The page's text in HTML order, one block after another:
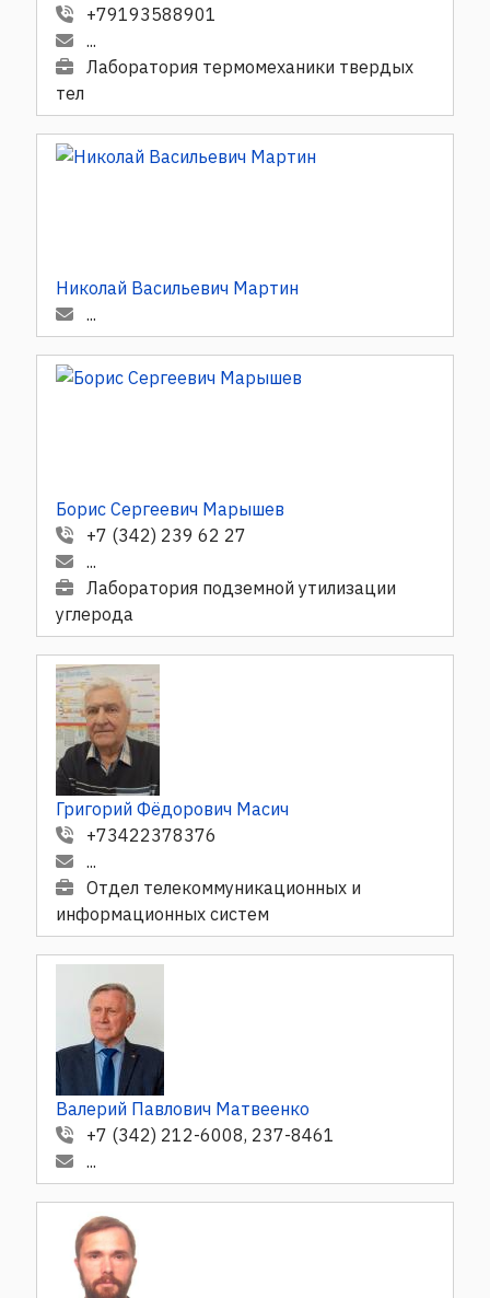
+79193588901
...
Лаборатория термомеханики твердых
тел
Николай Васильевич Мартин
...
Борис Сергеевич Марышев
+7 (342) 239 62 27
...
Лаборатория подземной утилизации
углерода
Григорий Фёдорович Масич
+73422378376
...
Отдел телекоммуникационных и
информационных систем
Валерий Павлович Матвеенко
+7 (342) 212-6008, 237-8461
...